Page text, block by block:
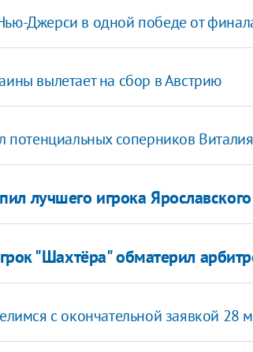
Джерси в одной победе от
вылетает на сбор в Австрию
потенциальных соперников
лучшего игрока Ярославского
"Шахтёра" обматерил
с окончательной заявкой 28